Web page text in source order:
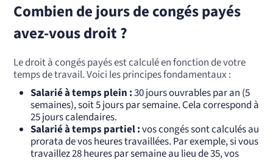
Combien de jours de congés payés
avez-vous droit ?
Le droit à congés payés est calculé en fonction de votre
temps de travail. Voici les principes fondamentaux :
Salarié à temps plein :30 jours ouvrables par an (5
semaines), soit 5 jours par semaine. Cela correspond à
25 jours calendaires.
Salarié à temps partiel :vos congés sont calculés au
prorata de vos heures travaillées. Par exemple, si vous
travaillez 28 heures par semaine au lieu de 35, vos